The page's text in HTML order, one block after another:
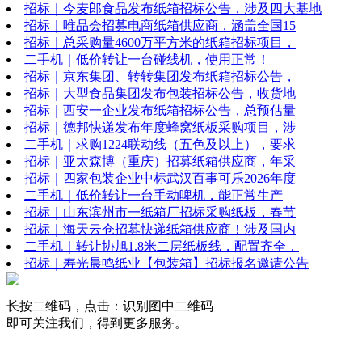
招标｜今麦郎食品发布纸箱招标公告，涉及四大基地
招标｜唯品会招募电商纸箱供应商，涵盖全国15
招标｜总采购量4600万平方米的纸箱招标项目，
二手机｜低价转让一台碰线机，使用正常！
招标｜京东集团、转转集团发布纸箱招标公告，
招标｜大型食品集团发布包装招标公告，收货地
招标｜西安一企业发布纸箱招标公告，总预估量
招标｜德邦快递发布年度蜂窝纸板采购项目，涉
二手机｜求购1224联动线（五色及以上），要求
招标｜亚太森博（重庆）招募纸箱供应商，年采
招标｜四家包装企业中标武汉百事可乐2026年度
二手机｜低价转让一台手动啤机，能正常生产
招标｜山东滨州市一纸箱厂招标采购纸板，春节
招标｜海天云仓招募快递纸箱供应商！涉及国内
二手机｜转让协旭1.8米二层纸板线，配置齐全，
招标｜寿光晨鸣纸业【包装箱】招标报名邀请公告
长按二维码，点击：识别图中二维码
即可关注我们，得到更多服务。